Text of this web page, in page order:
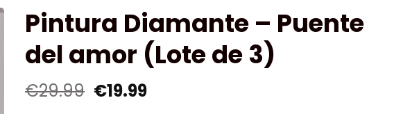
Pintura Diamante – Puente
del amor (Lote de 3)
€29.99 €19.99